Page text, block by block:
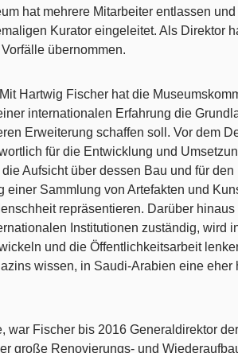
hat mehrere Mitarbeiter entlassen und
Kurator eingeleitet. Als Direktor
übernommen.
Hartwig Fischer hat die
internationalen Erfahrung die
Erweiterung schaffen soll. Vor dem
für die Entwicklung und
Aufsicht über dessen Bau und für den
einer Sammlung von Artefakten und
repräsentieren. Darüber hinaus
Institutionen zuständig, wird
und die Öffentlichkeitsarbeit
wissen, in Saudi-Arabien eine eher
war Fischer bis 2016 Generaldirektor
große Renovierungs- und